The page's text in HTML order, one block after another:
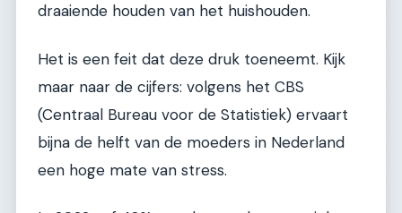
draaiende houden van het huishouden.
Het is een feit dat deze druk toeneemt. Kijk
maar naar de cijfers: volgens het CBS
(Centraal Bureau voor de Statistiek) ervaart
bijna de helft van de moeders in Nederland
een hoge mate van stress.